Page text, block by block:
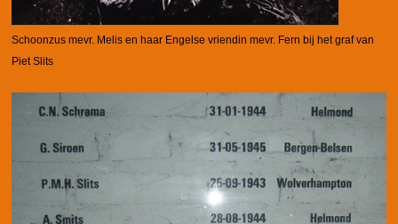
Schoonzus mevr. Melis en haar Engelse vriendin mevr. Fern bij het graf van
Piet Slits